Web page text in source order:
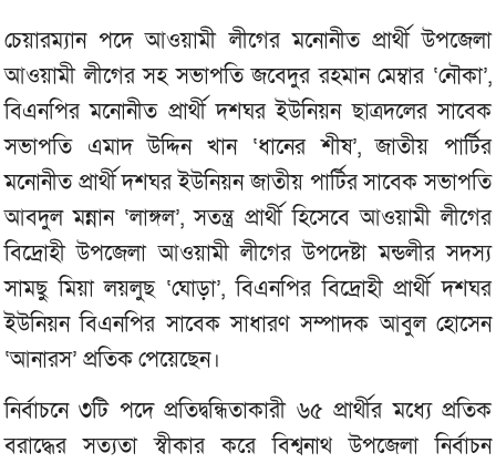
চেয়ারম্যান পদে আওয়ামী লীগের মনোনীত প্রার্থী উপজেলা
আওয়ামী লীগের সহ সভাপতি জবেদুর রহমান মেম্বার ‘নৌকা’,
বিএনপির মনোনীত প্রার্থী দশঘর ইউনিয়ন ছাত্রদলের সাবেক
সভাপতি এমাদ উদ্দিন খান ‘ধানের শীষ’, জাতীয় পার্টির
মনোনীত প্রার্থী দশঘর ইউনিয়ন জাতীয় পার্টির সাবেক সভাপতি
আবদুল মন্নান ‘লাঙ্গল’, সতন্ত্র প্রার্থী হিসেবে আওয়ামী লীগের
বিদ্রোহী উপজেলা আওয়ামী লীগের উপদেষ্টা মন্ডলীর সদস্য
সামছু মিয়া লয়লুছ ‘ঘোড়া’, বিএনপির বিদ্রোহী প্রার্থী দশঘর
ইউনিয়ন বিএনপির সাবেক সাধারণ সম্পাদক আবুল হোসেন
‘আনারস’ প্রতিক পেয়েছেন।
নির্বাচনে ৩টি পদে প্রতিদ্বন্ধিতাকারী ৬৫ প্রার্থীর মধ্যে প্রতিক
বরাদ্ধের সত্যতা স্বীকার করে বিশ্বনাথ উপজেলা নির্বাচন